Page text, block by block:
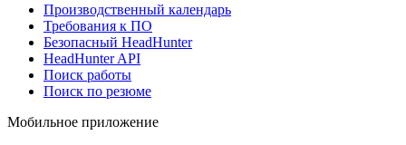
Производственный календарь
Требования к ПО
Безопасный HeadHunter
HeadHunter API
Поиск работы
Поиск по резюме
Мобильное приложение